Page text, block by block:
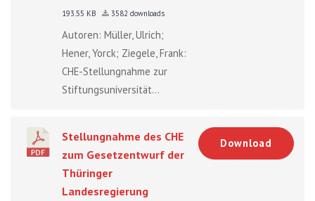
193.55 KB
3582 downloads
Autoren: Müller, Ulrich;
Hener, Yorck; Ziegele, Frank:
CHE-Stellungnahme zur
Stiftungsuniversität...
Stellungnahme des CHE
zum Gesetzentwurf der
Thüringer
Landesregierung
Download